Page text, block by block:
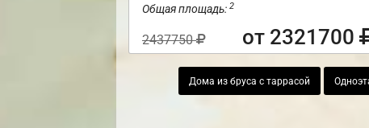
Общая площадь: 2
2437750 от 2321700
Дома из бруса с таррасой